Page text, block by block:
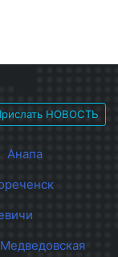
НОВОСТЬ
Анапа
Медведовская